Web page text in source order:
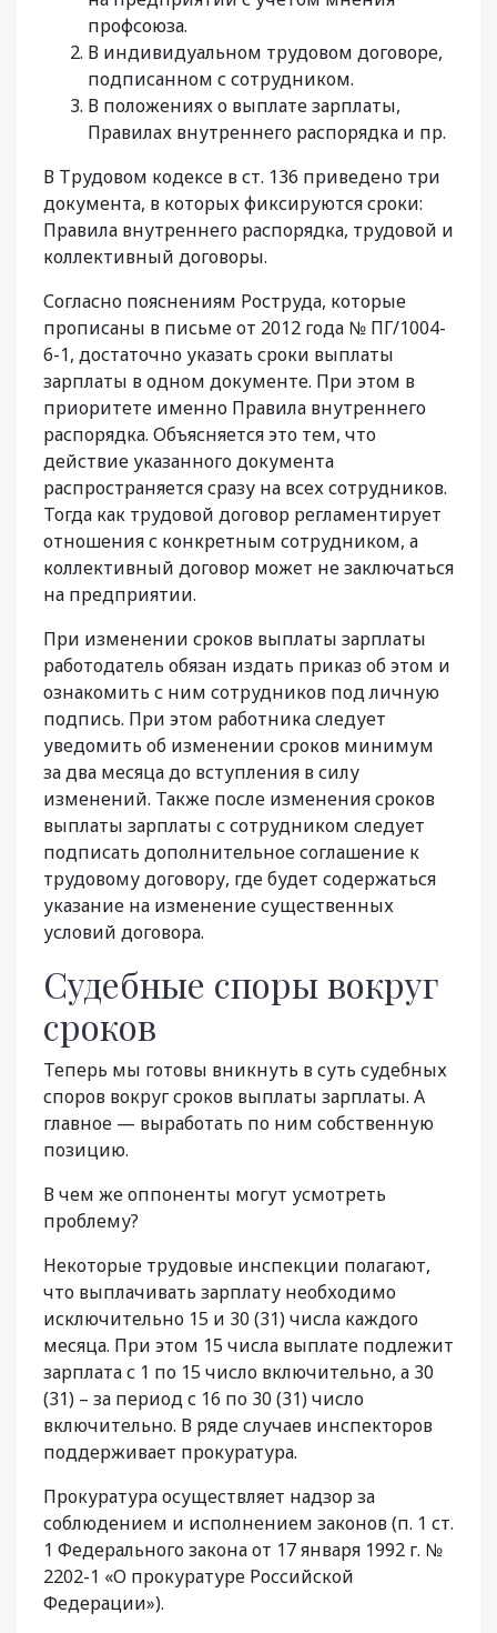
профсоюза.
В индивидуальном трудовом договоре,
подписанном с сотрудником.
В положениях о выплате зарплаты,
Правилах внутреннего распорядка и пр.
В Трудовом кодексе в ст. 136 приведено три
документа, в которых фиксируются сроки:
Правила внутреннего распорядка, трудовой и
коллективный договоры.
Согласно пояснениям Роструда, которые
прописаны в письме от 2012 года № ПГ/1004-
6-1, достаточно указать сроки выплаты
зарплаты в одном документе. При этом в
приоритете именно Правила внутреннего
распорядка. Объясняется это тем, что
действие указанного документа
распространяется сразу на всех сотрудников.
Тогда как трудовой договор регламентирует
отношения с конкретным сотрудником, а
коллективный договор может не заключаться
на предприятии.
При изменении сроков выплаты зарплаты
работодатель обязан издать приказ об этом и
ознакомить с ним сотрудников под личную
подпись. При этом работника следует
уведомить об изменении сроков минимум
за два месяца до вступления в силу
изменений. Также после изменения сроков
выплаты зарплаты с сотрудником следует
подписать дополнительное соглашение к
трудовому договору, где будет содержаться
указание на изменение существенных
условий договора.
Судебные споры вокруг
сроков
Теперь мы готовы вникнуть в суть судебных
споров вокруг сроков выплаты зарплаты. А
главное — выработать по ним собственную
позицию.
В чем же оппоненты могут усмотреть
проблему?
Некоторые трудовые инспекции полагают,
что выплачивать зарплату необходимо
исключительно 15 и 30 (31) числа каждого
месяца. При этом 15 числа выплате подлежит
зарплата с 1 по 15 число включительно, а 30
(31) – за период с 16 по 30 (31) число
включительно. В ряде случаев инспекторов
поддерживает прокуратура.
Прокуратура осуществляет надзор за
соблюдением и исполнением законов (п. 1 ст.
1 Федерального закона от 17 января 1992 г. №
2202-1 «О прокуратуре Российской
Федерации»).